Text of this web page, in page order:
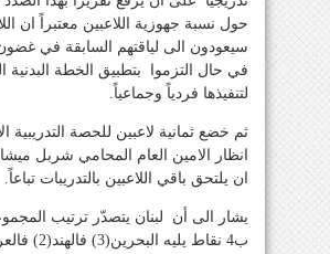
حول نسبة جهوزية اللاعبين معتبراً ان
سيعودون الى لياقتهم السابقة في غضون
في حال التزموا بتطبيق الخطة البدنية
لتنفيذها فردياً وجماعياً.
ثم خضع ثمانية لاعبين للحصة التدريبية
انظار الامين العام المحامي شربل
ان يلتحق باقي اللاعبين بالتدريبات تباعاً.
يشار الى أن لبنان يتصدّر ترتيب